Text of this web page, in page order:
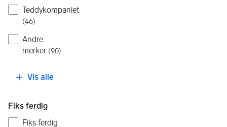
Teddykompaniet
(46)
Andre
merker (90)
Vis alle
Fiks ferdig
Fiks ferdig